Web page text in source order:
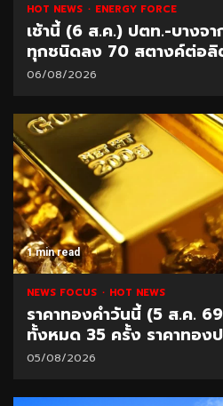
HOT NEWS ENERGY FORCE
เช้านี้ (6 ส.ค.) ปตท.-บางจ
ทุกชนิดลง 70 สตางค์ต่อลิ
06/08/2026
1 min read
NEWS FOCUS HOT NEWS
ราคาทองคำวันนี้ (5 ส.ค.
ทั้งหมด 35 ครั้ง ราคาทอง
05/08/2026